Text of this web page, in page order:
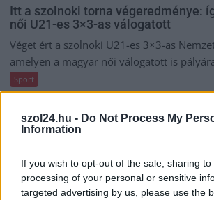
szol24.hu - Do Not Process My
Information
If you wish to opt-out of the sale, sharing
processing of your personal or sensitive
targeted advertising by us, please use the
Itt a szolnoki torna végeredménye:
női U21-es 3×3-as válogatott
Véget ért a szolnoki U21-es 3×3-as
amelyen a magyar női válogatott is
Sport